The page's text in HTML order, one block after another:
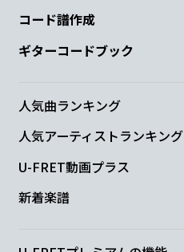
コード譜作成
ギターコードブック
人気曲ランキング
人気アーティストランキング
U-FRET動画プラス
新着楽譜